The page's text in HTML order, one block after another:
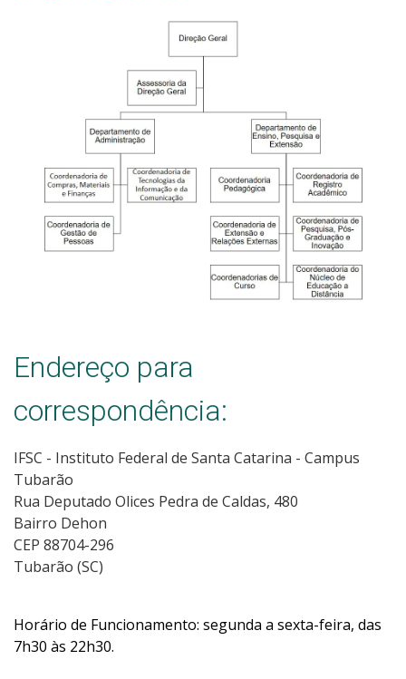
Endereço para
correspondência:
IFSC - Instituto Federal de Santa Catarina - Campus
Tubarão
Rua Deputado Olices Pedra de Caldas, 480
Bairro Dehon
CEP 88704-296
Tubarão (SC)
Horário de Funcionamento: segunda a sexta-feira, das
7h30 às 22h30.